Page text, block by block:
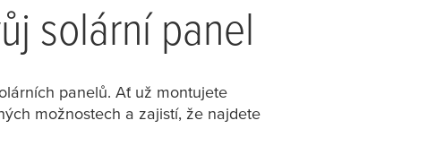
solární panel
panelů. Ať už montujete
možnostech a zajistí, že najdete